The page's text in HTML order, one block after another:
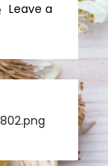
Leave a